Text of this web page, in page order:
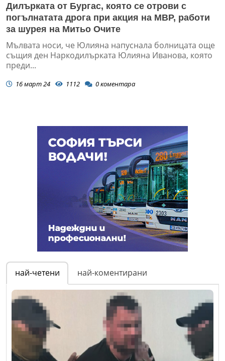
Дилърката от Бургас, която се отрови с
погълнатата дрога при акция на МВР, работи
за шурея на Митьо Очите
Мълвата носи, че Юлияна напуснала болницата още
същия ден Наркодилърката Юлияна Иванова, която
преди...
16 март 24 1112 0коментара
най-четени най-коментирани